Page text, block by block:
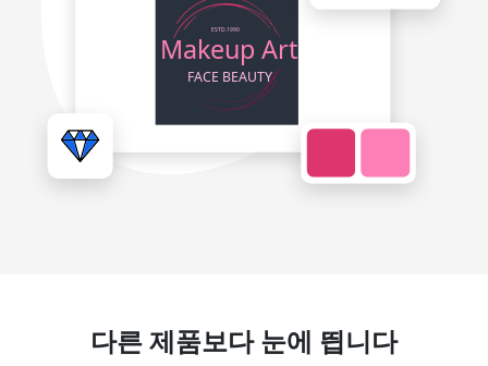
다른 제품보다 눈에 띕니다